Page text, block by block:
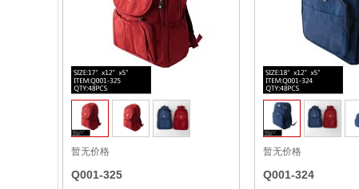
收藏
暂无价格
Q001-325
暂无价格
Q001-324